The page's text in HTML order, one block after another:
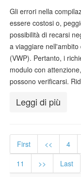
Gli errori nella
essere costosi o,
possibilità di recarsi
a viaggiare
(VWP). Pertanto, i
modulo con
possono verificarsi.
Leggi di più
First << 4
11
>> Last